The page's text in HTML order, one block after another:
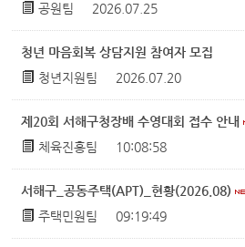
공원팀
2026.07.25
청년 마음회복 상담지원 참여자 모집
청년지원팀
2026.07.20
제20회 서해구청장배 수영대회 접수 안내
체육진흥팀
10:08:58
서해구_공동주택(APT)_현황(2026.08)
주택민원팀
09:19:49